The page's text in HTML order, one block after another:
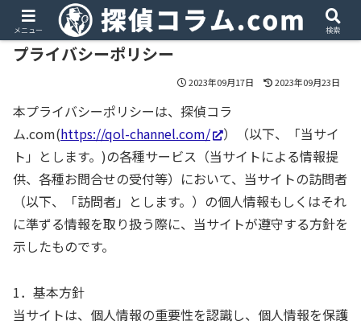
プライバシーポリシー
2023年09月17日 2023年09月23日
本プライバシーポリシーは、探偵コラ
ム.com(https://qol-channel.com/
）（以下、「当サイ
ト」とします。)の各種サービス（当サイトによる情報提
供、各種お問合せの受付等）において、当サイトの訪問者
（以下、「訪問者」とします。）の個人情報もしくはそれ
に準ずる情報を取り扱う際に、当サイトが遵守する方針を
示したものです。
1．基本方針
当サイトは、個人情報の重要性を認識し、個人情報を保護
メニュー 検索